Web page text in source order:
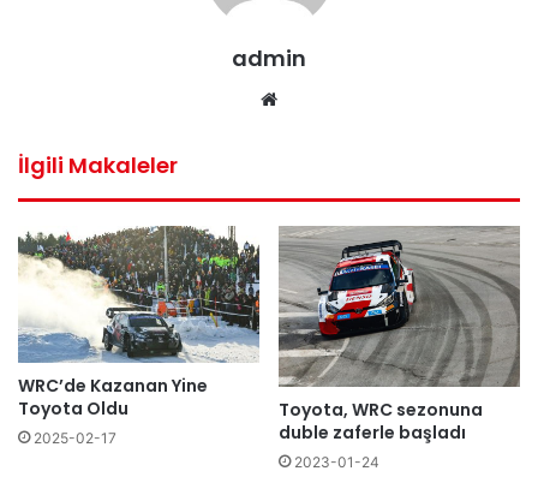
admin
İlgili Makaleler
WRC’de Kazanan Yine
Toyota Oldu
2025-02-17
Toyota, WRC sezonuna
duble zaferle başladı
2023-01-24